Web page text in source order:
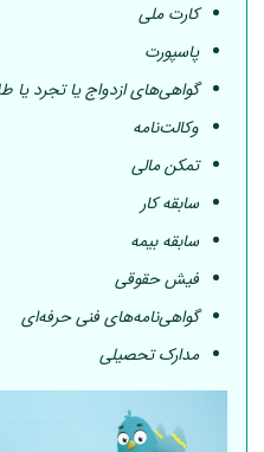
کارت ملی
پاسپورت
گواهی‌های ازدواج یا تجرد یا
وکالت‌نامه
تمکن مالی
سابقه کار
سابقه بیمه
فیش حقوقی
گواهی‌نامه‌های فنی حرفه‌ای
مدارک تحصیلی